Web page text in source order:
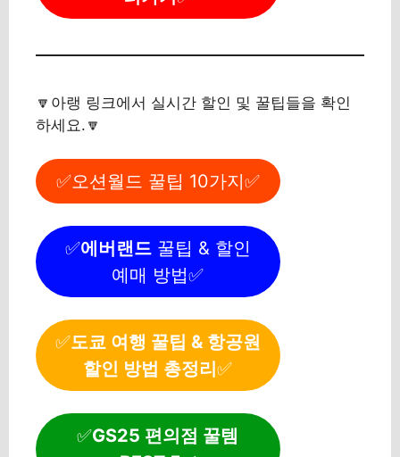
🔽아랭 링크에서 실시간 할인 및 꿀팁들을 확인
하세요.🔽
✅오션월드 꿀팁 10가지✅
✅에버랜드꿀팁 & 할인
예매 방법✅
✅도쿄 여행 꿀팁 & 항공원
할인 방법 총정리✅
✅GS25 편의점 꿀템